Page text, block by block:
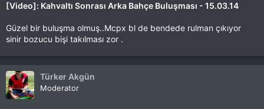
[Video]: Kahvaltı Sonrası Arka Bahçe Buluşması - 15.03.14
Güzel bir buluşma olmuş..Mcpx bl de bendede rulman çıkıyor
sinir bozucu bişi takılması zor .
Türker Akgün
Moderator